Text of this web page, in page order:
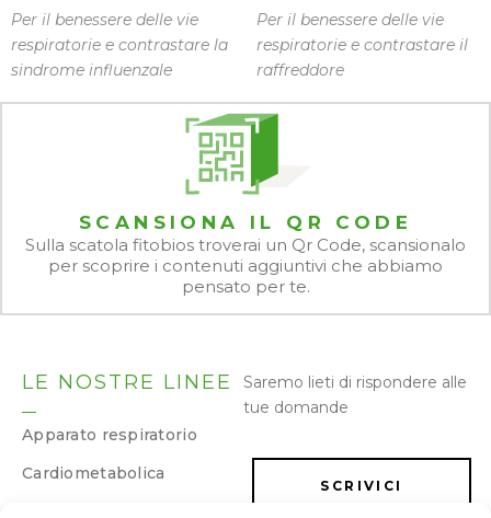
Per il benessere delle vie
respiratorie e contrastare la
sindrome influenzale
Per il benessere delle vie
respiratorie e contrastare il
raffreddore
SCANSIONA IL QR CODE
Sulla scatola fitobios troverai un Qr Code, scansionalo
per scoprire i contenuti aggiuntivi che abbiamo
pensato per te.
LE NOSTRE LINEE
Apparato respiratorio
Cardiometabolica
Saremo lieti di rispondere alle
tue domande
SCRIVICI